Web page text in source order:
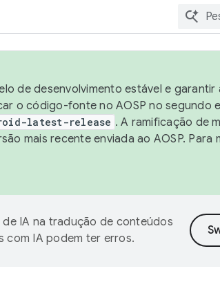
de desenvolvimento estável e
o código-fonte no AOSP no segundo
latest-release . A ramificação de
mais recente enviada ao AOSP. Para
IA na tradução de conteúdos
com IA podem ter erros.